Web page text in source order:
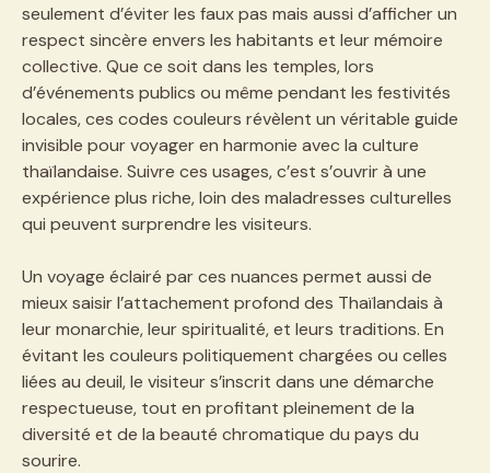
seulement d’éviter les faux pas mais aussi d’afficher un
respect sincère envers les habitants et leur mémoire
collective. Que ce soit dans les temples, lors
d’événements publics ou même pendant les festivités
locales, ces codes couleurs révèlent un véritable guide
invisible pour voyager en harmonie avec la culture
thaïlandaise. Suivre ces usages, c’est s’ouvrir à une
expérience plus riche, loin des maladresses culturelles
qui peuvent surprendre les visiteurs.
Un voyage éclairé par ces nuances permet aussi de
mieux saisir l’attachement profond des Thaïlandais à
leur monarchie, leur spiritualité, et leurs traditions. En
évitant les couleurs politiquement chargées ou celles
liées au deuil, le visiteur s’inscrit dans une démarche
respectueuse, tout en profitant pleinement de la
diversité et de la beauté chromatique du pays du
sourire.